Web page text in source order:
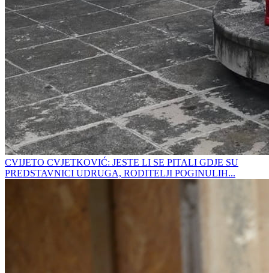
CVIJETO CVJETKOVIĆ: JESTE LI SE PITALI GDJE SU
PREDSTAVNICI UDRUGA, RODITELJI POGINULIH...